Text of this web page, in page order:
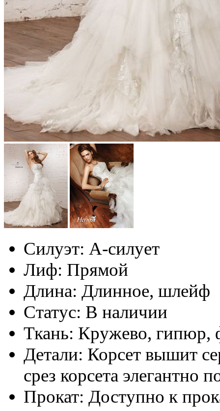
Силуэт: А-силует
Лиф: Прямой
Длина: Длинное, шлейф
Статус: В наличии
Ткань: Кружево, гипюр,
Детали: Корсет вышит
срез корсета элегантно
Прокат: Доступно к